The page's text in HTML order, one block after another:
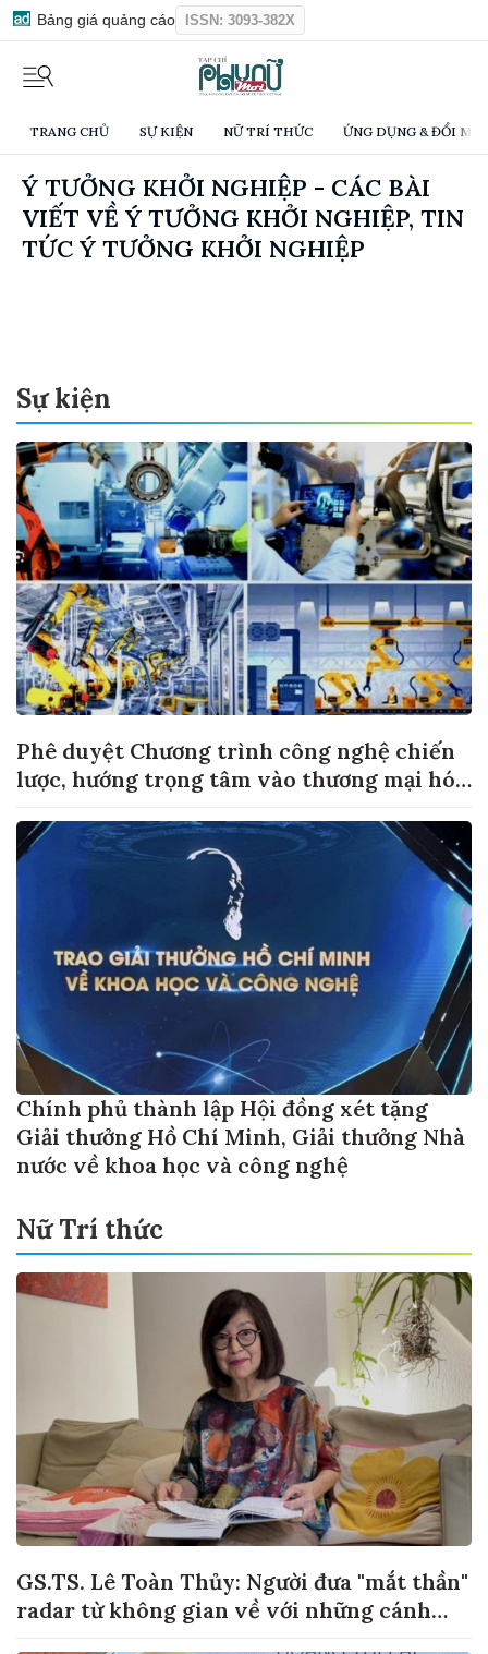
Bảng giá quảng cáo ISSN: 3093-382X
TRANG CHỦ SỰ KIỆN NỮ TRÍ THỨC ỨNG DỤNG & ĐỔI
Ý TƯỞNG KHỞI NGHIỆP - CÁC BÀI
VIẾT VỀ Ý TƯỞNG KHỞI NGHIỆP, TIN
TỨC Ý TƯỞNG KHỞI NGHIỆP
Sự kiện
Phê duyệt Chương trình công nghệ chiến
lược, hướng trọng tâm vào thương mại hóa
Chính phủ thành lập Hội đồng xét tặng
Giải thưởng Hồ Chí Minh, Giải thưởng Nhà
nước về khoa học và công nghệ
Nữ Trí thức
GS.TS. Lê Toàn Thủy: Người đưa "mắt thần"
radar từ không gian về với những cánh